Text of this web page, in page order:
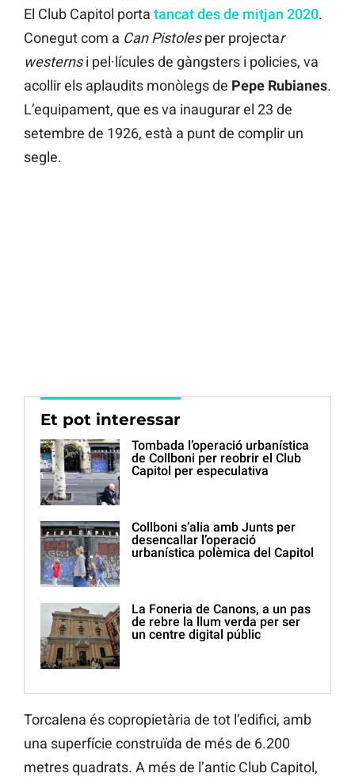
El Club Capitol porta tancat des de mitjan 2020.
Conegut com a Can Pistolesper projectar
westernsi pel·lícules de gàngsters i policies, va
acollir els aplaudits monòlegs de Pepe Rubianes.
L’equipament, que es va inaugurar el 23 de
setembre de 1926, està a punt de complir un
segle.
Et pot interessar
Tombada l’operació urbanística
de Collboni per reobrir el Club
Capitol per especulativa
Collboni s’alia amb Junts per
desencallar l’operació
urbanística polèmica del Capitol
La Foneria de Canons, a un pas
de rebre la llum verda per ser
un centre digital públic
Torcalena és copropietària de tot l’edifici, amb
una superfície construïda de més de 6.200
metres quadrats. A més de l’antic Club Capitol,